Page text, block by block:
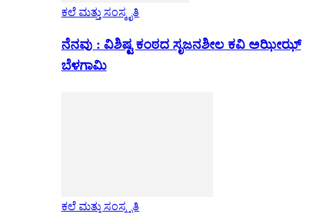
ಕಲೆ ಮತ್ತು ಸಂಸ್ಕೃತಿ
ನೆನವು : ವಿಶಿಷ್ಟ ಕಂಠದ ಸೃಜನಶೀಲ ಕವಿ ಅಝೀಝ್
ಬೆಳಗಾಮಿ
ಕಲೆ ಮತ್ತು ಸಂಸ್ಕೃತಿ